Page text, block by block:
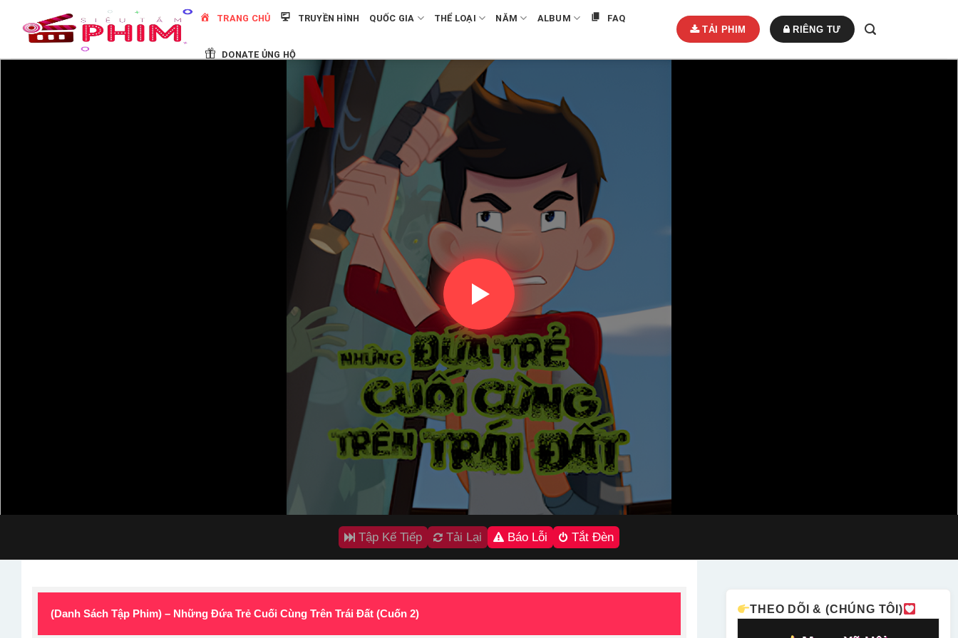
TRANG CHỦ TRUYỀN HÌNH QUỐC GIA THỂ LOẠI NĂM ALBUM FAQ
DONATE ỦNG HỘ
Tập Kế Tiếp Tải Lại Báo Lỗi Tắt Đèn
(Danh Sách Tập Phim) – Những Đứa Trẻ Cuối Cùng Trên Trái Đất (Cuốn 2) THEO DÕI & (CHÚNG TÔI)